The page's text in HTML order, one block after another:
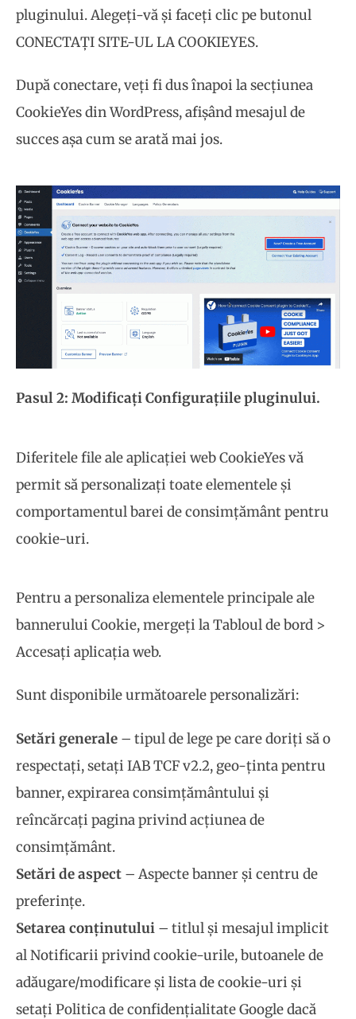
pluginului. Alegeți-vă și faceți clic pe butonul
CONECTAȚI SITE-UL LA COOKIEYES.
După conectare, veți fi dus înapoi la secțiunea
CookieYes din WordPress, afișând mesajul de
succes așa cum se arată mai jos.
Pasul 2: Modificați Configurațiile pluginului.
Diferitele file ale aplicației web CookieYes vă
permit să personalizați toate elementele și
comportamentul barei de consimțământ pentru
cookie-uri.
Pentru a personaliza elementele principale ale
bannerului Cookie, mergeți la Tabloul de bord >
Accesați aplicația web.
Sunt disponibile următoarele personalizări:
Setări generale – tipul de lege pe care doriți să o
respectați, setați IAB TCF v2.2, geo-ținta pentru
banner, expirarea consimțământului și
reîncărcați pagina privind acțiunea de
consimțământ.
Setări de aspect – Aspecte banner și centru de
preferințe.
Setarea conținutului – titlul și mesajul implicit
al Notificarii privind cookie-urile, butoanele de
adăugare/modificare și lista de cookie-uri și
setați Politica de confidențialitate Google dacă